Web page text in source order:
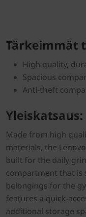
Tärkeimmät
High quality,
Spacious
Anti-theft
Yleiskatsaus:
Made from high
materials, the
built for the daily
compartment that is
belongings for the
features a quick-
additional storage